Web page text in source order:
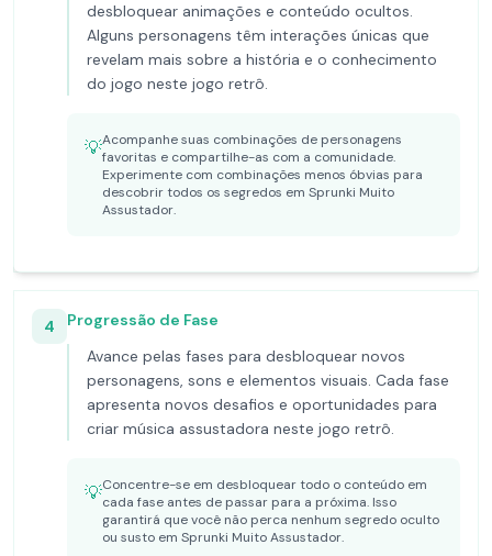
desbloquear animações e conteúdo ocultos.
Alguns personagens têm interações únicas que
revelam mais sobre a história e o conhecimento
do jogo neste jogo retrô.
💡Acompanhe suas combinações de personagens
favoritas e compartilhe-as com a comunidade.
Experimente com combinações menos óbvias para
descobrir todos os segredos em Sprunki Muito
Assustador.
4
Progressão de Fase
Avance pelas fases para desbloquear novos
personagens, sons e elementos visuais. Cada fase
apresenta novos desafios e oportunidades para
criar música assustadora neste jogo retrô.
💡Concentre-se em desbloquear todo o conteúdo em
cada fase antes de passar para a próxima. Isso
garantirá que você não perca nenhum segredo oculto
ou susto em Sprunki Muito Assustador.